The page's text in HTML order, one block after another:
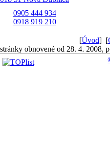
0905 444 934
0918 919 210
[Úvod] [
stránky obnovené od 28. 4. 2008,